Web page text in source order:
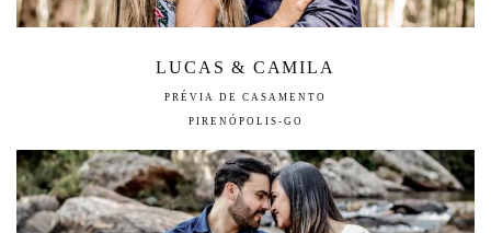
LUCAS & CAMILA
PRÉVIA DE CASAMENTO
PIRENÓPOLIS-GO